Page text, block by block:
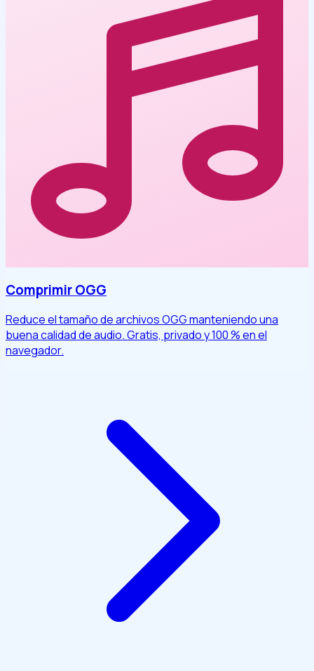
Comprimir OGG
Reduce el tamaño de archivos OGG manteniendo una
buena calidad de audio. Gratis, privado y 100 % en el
navegador.